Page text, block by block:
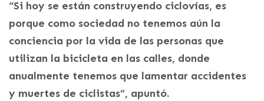
“Si hoy se están construyendo ciclovías, es
porque como sociedad no tenemos aún la
conciencia por la vida de las personas que
utilizan la bicicleta en las calles, donde
anualmente tenemos que lamentar accidentes
y muertes de ciclistas”, apuntó.